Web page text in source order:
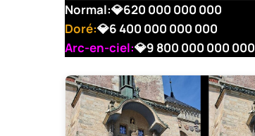
Normal:💎620 000 000 000
Doré:💎6 400 000 000 000
Arc-en-ciel:💎9 800 000 000 000